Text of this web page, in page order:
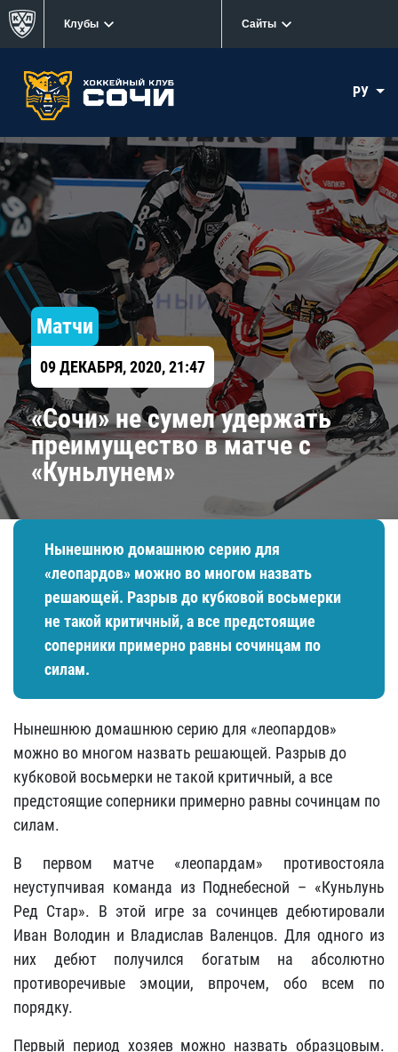
Клубы Сайты
РУ
Матчи
09 ДЕКАБРЯ, 2020, 21:47
«Сочи» не сумел удержать
преимущество в матче с
«Куньлунем»
Нынешнюю домашнюю серию для
«леопардов» можно во многом назвать
решающей. Разрыв до кубковой восьмерки
не такой критичный, а все предстоящие
соперники примерно равны сочинцам по
силам.
Нынешнюю домашнюю серию для «леопардов»
можно во многом назвать решающей. Разрыв до
кубковой восьмерки не такой критичный, а все
предстоящие соперники примерно равны сочинцам по
силам.
В первом матче «леопардам» противостояла
неуступчивая команда из Поднебесной – «Куньлунь
Ред Стар». В этой игре за сочинцев дебютировали
Иван Володин и Владислав Валенцов. Для одного из
них дебют получился богатым на абсолютно
противоречивые эмоции, впрочем, обо всем по
порядку.
Первый период хозяев можно назвать образцовым.